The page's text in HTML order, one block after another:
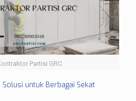
Partisi GRC
untuk Berbagai Sekat